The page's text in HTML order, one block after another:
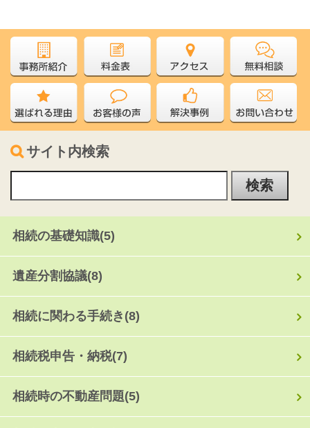
サイト内検索
相続の基礎知識(5)
遺産分割協議(8)
相続に関わる手続き (8)
相続税申告・納税(7)
相続時の不動産問題(5)